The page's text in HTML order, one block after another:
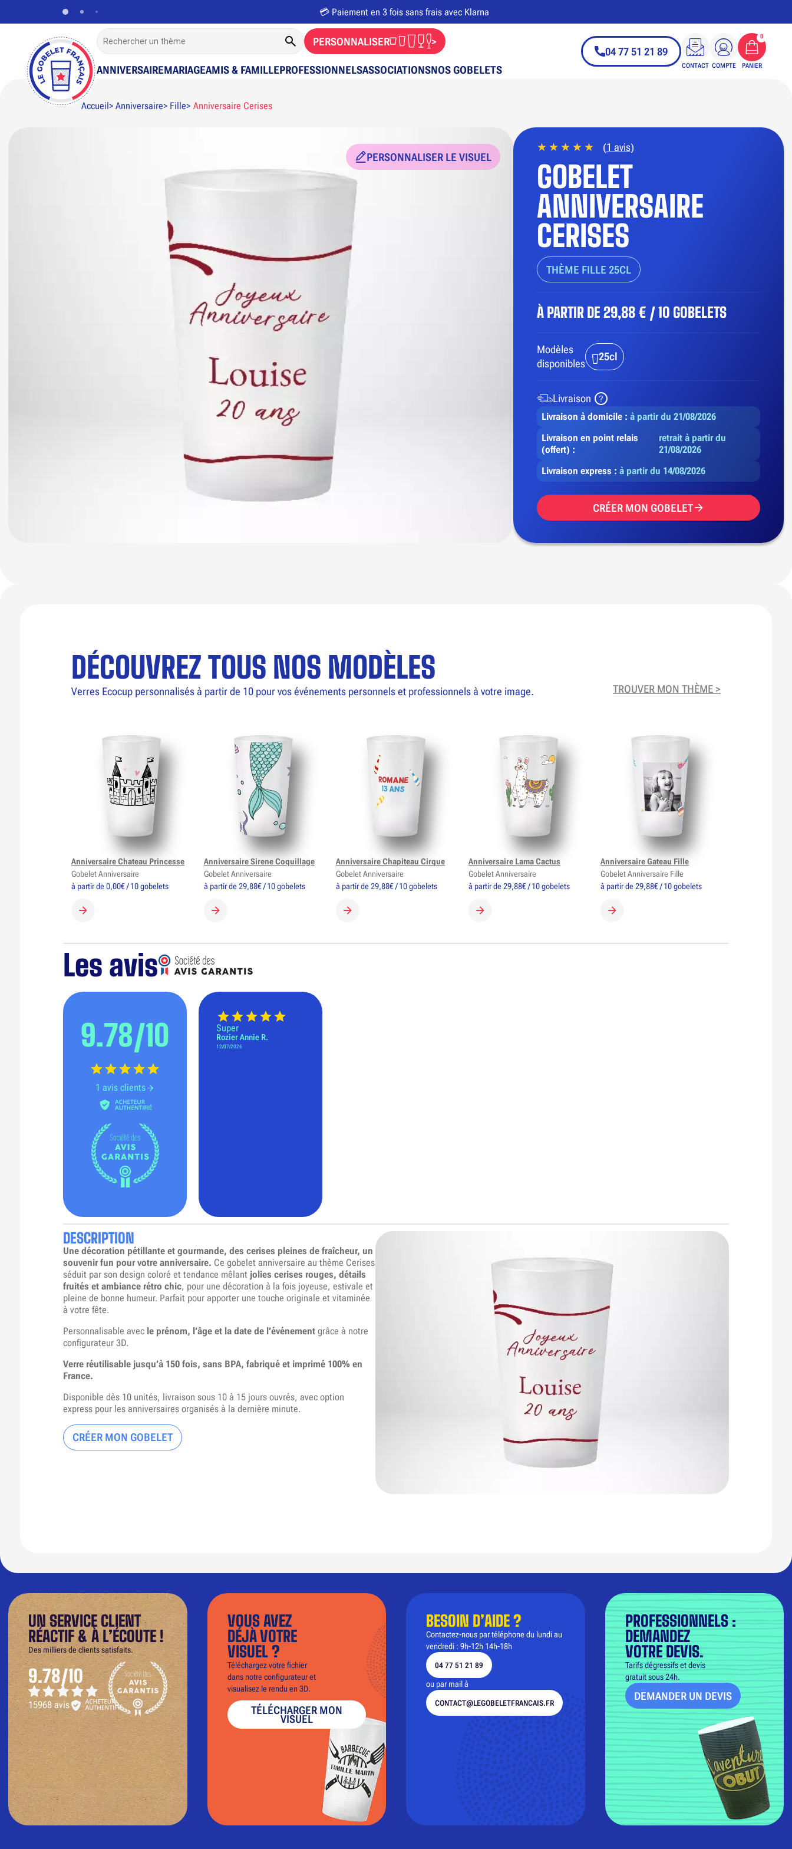
💳 Paiement en 3 fois sans frais avec Klarna
PERSONNALISER >
ANNIVERSAIREMARIAGEAMIS & FAMILLEPROFESSIONNELSASSOCIATIONSNOS GOBELETS
04 77 51 21 89
CONTACT COMPTE PANIER
0
Accueil Anniversaire Fille Anniversaire Cerises
PERSONNALISER LE VISUEL
(1 avis)
GOBELET
ANNIVERSAIRE
CERISES
THÈME FILLE 25CL
À PARTIR DE29,88 € / 10 GOBELETS
Modèles
disponibles
25cl
Livraison
Livraison à domicile :à partir du 21/08/2026
Livraison en point relais
(offert) :
retrait à partir du
21/08/2026
Livraison express :à partir du 14/08/2026
CRÉER MON GOBELET
DÉCOUVREZ TOUS NOS MODÈLES
Verres Ecocup personnalisés à partir de 10 pour vos événements personnels et professionnels à votre image. TROUVER MON THÈME >
à partir de 0,00€ / 10 gobelets
CRÉER MON GOBELET
Anniversaire Chateau Princesse
Gobelet Anniversaire
à partir de 29,88€ / 10 gobelets
CRÉER MON GOBELET
Anniversaire Sirene Coquillage
Gobelet Anniversaire
à partir de 29,88€ / 10 gobelets
CRÉER MON GOBELET
Anniversaire Chapiteau Cirque
Gobelet Anniversaire
à partir de 29,88€ / 10 gobelets
CRÉER MON GOBELET
Anniversaire Lama Cactus
Gobelet Anniversaire
à partir de 29,88€ / 10 gobelets
CRÉER MON GOBELET
Anniversaire Gateau Fille
Gobelet Anniversaire Fille
Les avis
9.78/10
1 avis clients
Super
Rozier Annie R.
12/07/2026
DESCRIPTION
Une décoration pétillante et gourmande, des cerises pleines de fraîcheur, un
souvenir fun pour votre anniversaire. Ce gobelet anniversaire au thème Cerises
séduit par son design coloré et tendance mêlant jolies cerises rouges, détails
fruités et ambiance rétro chic, pour une décoration à la fois joyeuse, estivale et
pleine de bonne humeur. Parfait pour apporter une touche originale et vitaminée
à votre fête.
Personnalisable avec le prénom, l’âge et la date de l’événement grâce à notre
configurateur 3D.
Verre réutilisable jusqu’à 150 fois, sans BPA, fabriqué et imprimé 100% en
France.
Disponible dès 10 unités, livraison sous 10 à 15 jours ouvrés, avec option
express pour les anniversaires organisés à la dernière minute.
CRÉER MON GOBELET
UN SERVICE CLIENT
RÉACTIF & À L’ÉCOUTE !
Des milliers de clients satisfaits.
9.78/10
15968 avis
VOUS AVEZ
DÉJÀ VOTRE
VISUEL ?
Téléchargez votre fichier
dans notre configurateur et
visualisez le rendu en 3D.
TÉLÉCHARGER MON
VISUEL
BESOIN D’AIDE ?
Contactez-nous par téléphone du lundi au
vendredi : 9h-12h 14h-18h
04 77 51 21 89
ou par mail à
CONTACT@LEGOBELETFRANCAIS.FR
PROFESSIONNELS :
DEMANDEZ
VOTRE DEVIS.
Tarifs dégressifs et devis
gratuit sous 24h.
DEMANDER UN DEVIS